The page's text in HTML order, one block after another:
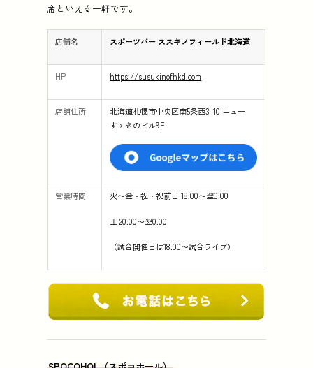
席といえる一軒です。
店舗名 スポーツバー ススキノフィールド北海道
HP https://susukinofhkd.com
店舗住所
北海道札幌市中央区南5条西3-10 ニュー
すゝきのビル9F
営業時間 火〜金・祝・祝前日 18:00〜翌0:00
土 20:00〜翌0:00
（試合開催日は18:00〜試合ライブ）